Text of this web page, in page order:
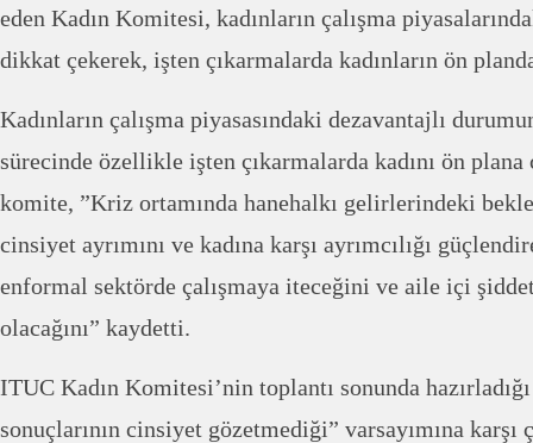
eden Kadın Komitesi, kadınların çalışma
dikkat çekerek, işten çıkarmalarda kadınların ön
Kadınların çalışma piyasasındaki dezavantajlı
sürecinde özellikle işten çıkarmalarda kadını ön plana
komite, ”Kriz ortamında hanehalkı gelirlerindeki
cinsiyet ayrımını ve kadına karşı ayrımcılığı
enformal sektörde çalışmaya iteceğini ve aile içi
olacağını” kaydetti.
ITUC Kadın Komitesi’nin toplantı sonunda
sonuçlarının cinsiyet gözetmediği” varsayımına karşı